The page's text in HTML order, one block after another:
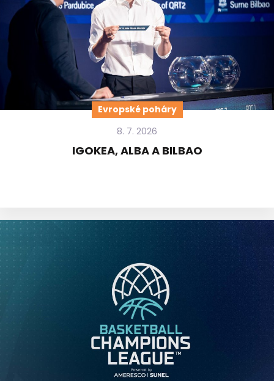
Evropské poháry
8. 7. 2026
IGOKEA, ALBA A BILBAO